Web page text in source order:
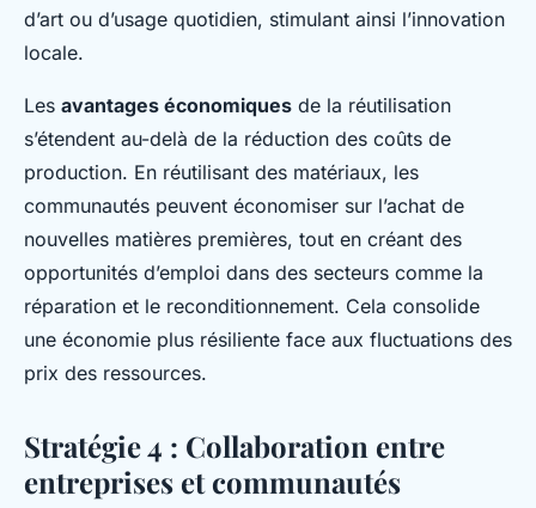
d’art ou d’usage quotidien, stimulant ainsi l’innovation
locale.
Les avantages économiques de la réutilisation
s’étendent au-delà de la réduction des coûts de
production. En réutilisant des matériaux, les
communautés peuvent économiser sur l’achat de
nouvelles matières premières, tout en créant des
opportunités d’emploi dans des secteurs comme la
réparation et le reconditionnement. Cela consolide
une économie plus résiliente face aux fluctuations des
prix des ressources.
Stratégie 4 : Collaboration entre
entreprises et communautés